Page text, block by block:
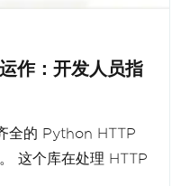
作：开发人员指
全的 Python HTTP
这个库在处理 HTTP